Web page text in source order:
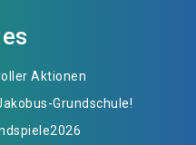
Aktionen
Grundschule!